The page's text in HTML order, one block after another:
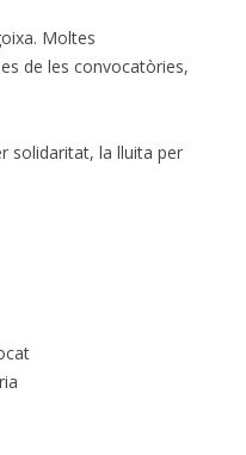
Moltes
de les convocatòries,
solidaritat, la lluita per